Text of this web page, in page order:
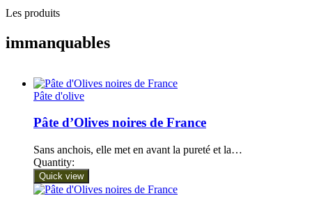
Les produits
immanquables
Pâte d'olive
Pâte d’Olives noires de France
Sans anchois, elle met en avant la pureté et la…
Quantity:
Quick view